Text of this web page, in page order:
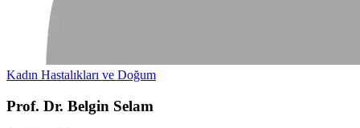
Kadın Hastalıkları ve Doğum
Prof. Dr. Belgin Selam